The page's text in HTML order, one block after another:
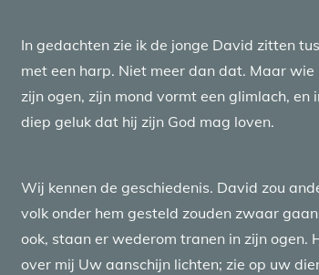
In gedachten zie ik de jonge David zitten
met een harp. Niet meer dan dat. Maar
zijn ogen, zijn mond vormt een glimlach,
diep geluk dat hij zijn God mag loven.
Wij kennen de geschiedenis. David zou
volk onder hem gesteld zouden zwaar
ook, staan er wederom tranen in zijn ogen.
over mij Uw aanschijn lichten; zie op uw